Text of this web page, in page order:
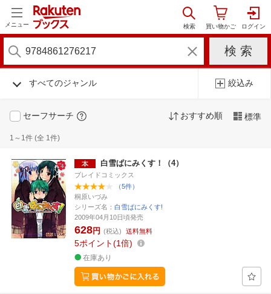
メニュー
すべてのジャンル 絞込み
セーフサーチ おすすめ順 標準
1～1件 (全 1件)
白雪ぱにみくす！（4）
ブレイドコミックス
（5件）
桐原いづみ
シリーズ名： 白雪ぱにみくす!
2009年04月10日頃発売
628円 (税込) 送料無料
5ポイント 1倍
在庫あり